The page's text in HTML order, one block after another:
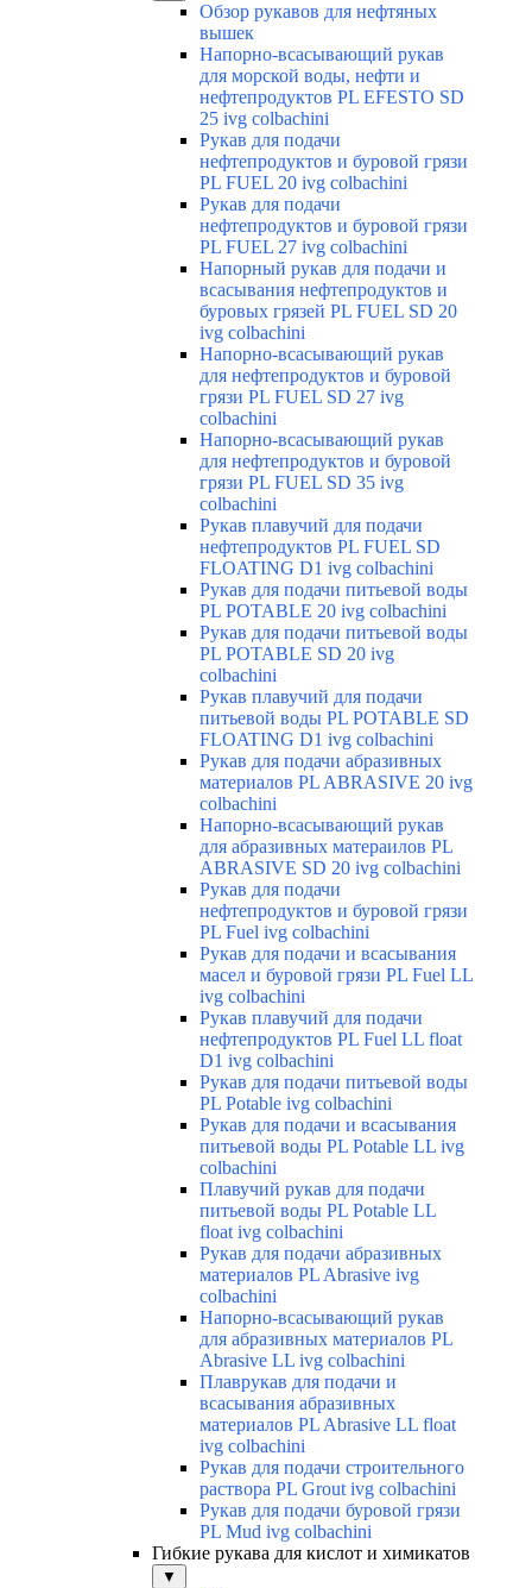
Обзор рукавов для нефтяных
вышек
Напорно-всасывающий рукав
для морской воды, нефти и
нефтепродуктов PL EFESTO SD
25 ivg colbachini
Рукав для подачи
нефтепродуктов и буровой грязи
PL FUEL 20 ivg colbachini
Рукав для подачи
нефтепродуктов и буровой грязи
PL FUEL 27 ivg colbachini
Напорный рукав для подачи и
всасывания нефтепродуктов и
буровых грязей PL FUEL SD 20
ivg colbachini
Напорно-всасывающий рукав
для нефтепродуктов и буровой
грязи PL FUEL SD 27 ivg
colbachini
Напорно-всасывающий рукав
для нефтепродуктов и буровой
грязи PL FUEL SD 35 ivg
colbachini
Рукав плавучий для подачи
нефтепродуктов PL FUEL SD
FLOATING D1 ivg colbachini
Рукав для подачи питьевой воды
PL POTABLE 20 ivg colbachini
Рукав для подачи питьевой воды
PL POTABLE SD 20 ivg
colbachini
Рукав плавучий для подачи
питьевой воды PL POTABLE SD
FLOATING D1 ivg colbachini
Рукав для подачи абразивных
материалов PL ABRASIVE 20 ivg
colbachini
Напорно-всасывающий рукав
для абразивных матераилов PL
ABRASIVE SD 20 ivg colbachini
Рукав для подачи
нефтепродуктов и буровой грязи
PL Fuel ivg colbachini
Рукав для подачи и всасывания
масел и буровой грязи PL Fuel LL
ivg colbachini
Рукав плавучий для подачи
нефтепродуктов PL Fuel LL float
D1 ivg colbachini
Рукав для подачи питьевой воды
PL Potable ivg colbachini
Рукав для подачи и всасывания
питьевой воды PL Potable LL ivg
colbachini
Плавучий рукав для подачи
питьевой воды PL Potable LL
float ivg colbachini
Рукав для подачи абразивных
материалов PL Abrasive ivg
colbachini
Напорно-всасывающий рукав
для абразивных материалов PL
Abrasive LL ivg colbachini
Плаврукав для подачи и
всасывания абразивных
материалов PL Abrasive LL float
ivg colbachini
Рукав для подачи строительного
раствора PL Grout ivg colbachini
Рукав для подачи буровой грязи
PL Mud ivg colbachini
Гибкие рукава для кислот и химикатов
▼